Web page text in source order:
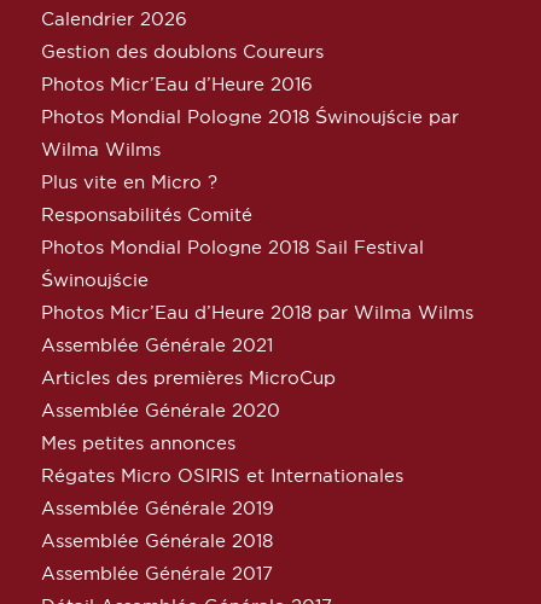
Calendrier 2026
Gestion des doublons Coureurs
Photos Micr’Eau d’Heure 2016
Photos Mondial Pologne 2018 Świnoujście par
Wilma Wilms
Plus vite en Micro ?
Responsabilités Comité
Photos Mondial Pologne 2018 Sail Festival
Świnoujście
Photos Micr’Eau d’Heure 2018 par Wilma Wilms
Assemblée Générale 2021
Articles des premières MicroCup
Assemblée Générale 2020
Mes petites annonces
Régates Micro OSIRIS et Internationales
Assemblée Générale 2019
Assemblée Générale 2018
Assemblée Générale 2017